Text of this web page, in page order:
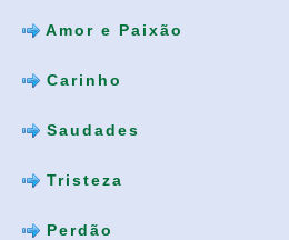
Amor e Paixão
Carinho
Saudades
Tristeza
Perdão